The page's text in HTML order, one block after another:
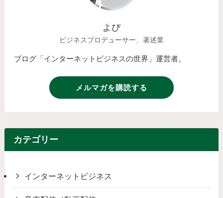
よぴ
ビジネスプロデューサー、著述業
ブログ「インターネットビジネスの世界」運営者。
メルマガを購読する
カテゴリー
インターネットビジネス